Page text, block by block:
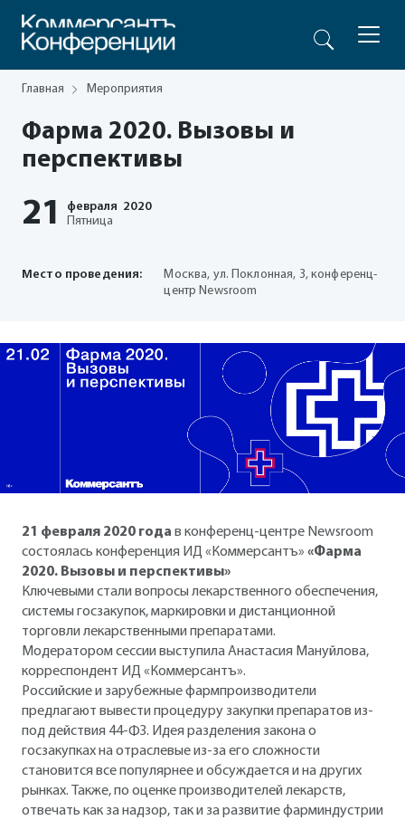
Главная Мероприятия
Фарма 2020. Вызовы и
перспективы
21 февраля 2020
Пятница
Место проведения:
Москва, ул. Поклонная, 3, конференц-
центр Newsroom
21 февраля 2020 года в конференц-центре Newsroom
состоялась конференция ИД «Коммерсантъ» «Фарма
2020. Вызовы и перспективы»
Ключевыми стали вопросы лекарственного обеспечения,
системы госзакупок, маркировки и дистанционной
торговли лекарственными препаратами.
Модератором сессии выступила Анастасия Мануйлова,
корреспондент ИД «Коммерсантъ».
Российские и зарубежные фармпроизводители
предлагают вывести процедуру закупки препаратов из-
под действия 44-ФЗ. Идея разделения закона о
госзакупках на отраслевые из-за его сложности
становится все популярнее и обсуждается и на других
рынках. Также, по оценке производителей лекарств,
отвечать как за надзор, так и за развитие фарминдустрии